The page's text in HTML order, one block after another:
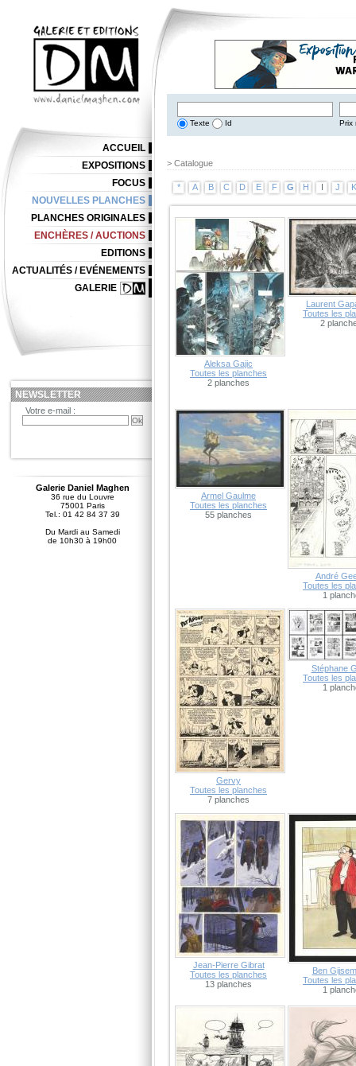
Texte Id Prix
> Catalogue
* A B C D E F G H I J K
Aleksa Gajic
Toutes les planches
2 planches
Laurent
Toutes les
2
Armel Gaulme
Toutes les planches
55 planches
André
Toutes les
1
Gervy
Toutes les planches
7 planches
Stéphane
Toutes les
1
Jean-Pierre Gibrat
Toutes les planches
13 planches
Ben
Toutes les
1
ACCUEIL
EXPOSITIONS
FOCUS
NOUVELLES PLANCHES
PLANCHES ORIGINALES
ENCHÈRES / AUCTIONS
EDITIONS
ACTUALITÉS / EVÉNEMENTS
GALERIE
NEWSLETTER
Votre e-mail :
Galerie Daniel Maghen
36 rue du Louvre
75001 Paris
Tel.: 01 42 84 37 39
Du Mardi au Samedi
de 10h30 à 19h00